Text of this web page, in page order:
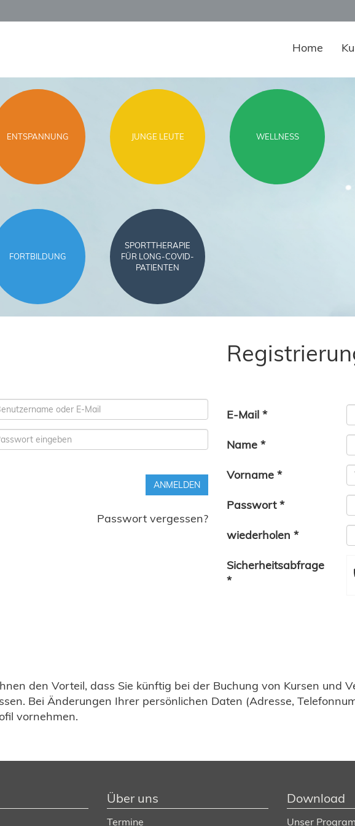
Home
ENTSPANNUNG JUNGE LEUTE WELLNESS
FORTBILDUNG
SPORTTHERAPIE
FÜR LONG-COVID-
PATIENTEN
ANMELDEN
Passwort vergessen?
E-Mail *
Name *
Vorname *
Passwort *
wiederholen *
Sicherheitsabfrage
*
den Vorteil, dass Sie künftig bei der Buchung von Kursen und
Bei Änderungen Ihrer persönlichen Daten (Adresse,
vornehmen.
Über uns
Termine
Download
Unser